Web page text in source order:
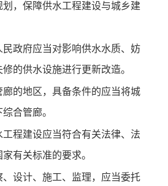
，保障供水工程建设与城乡建
民政府应当对影响供水水质、妨
的供水设施进行更新改造。
廊的地区，具备条件的应当将城
合管廊。
程建设应当符合有关法律、法
有关标准的要求。
设计、施工、监理，应当委托